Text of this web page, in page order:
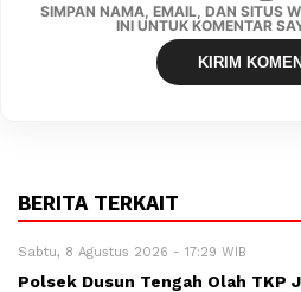
SIMPAN NAMA, EMAIL, DAN SITUS
INI UNTUK KOMENTAR
BERITA TERKAIT
Sabtu, 8 Agustus 2026 - 17:29 WIB
Polsek Dusun Tengah Olah TKP